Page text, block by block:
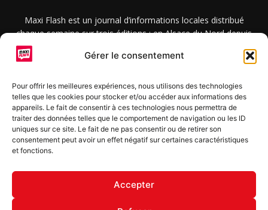
Gérer le consentement
Pour offrir les meilleures expériences, nous utilisons des technologies
telles que les cookies pour stocker et/ou accéder aux informations des
appareils. Le fait de consentir à ces technologies nous permettra de
traiter des données telles que le comportement de navigation ou les ID
uniques sur ce site. Le fait de ne pas consentir ou de retirer son
consentement peut avoir un effet négatif sur certaines caractéristiques
et fonctions.
Accepter
Maxi Flash est un journal d’informations locales distribué
chaque semaine sur trois éditions : en Alsace du Nord depuis
2015, dans les secteurs d’Obernai-Molsheim-Erstein depuis
2022, et à Colmar, Vignoble et Plaine depuis 2023.
SUIVEZ-NOUS
S'inscrire à la newsletter